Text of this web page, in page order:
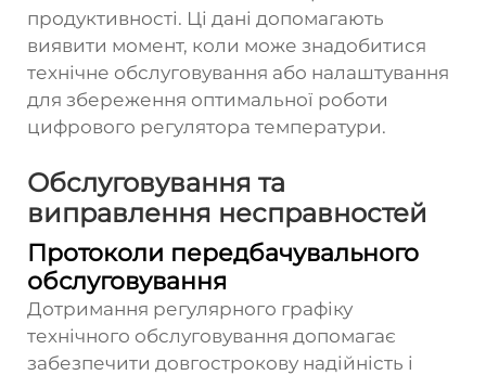
продуктивності. Ці дані допомагають
виявити момент, коли може знадобитися
технічне обслуговування або налаштування
для збереження оптимальної роботи
цифрового регулятора температури.
Обслуговування та
виправлення несправностей
Протоколи передбачувального
обслуговування
Дотримання регулярного графіку
технічного обслуговування допомагає
забезпечити довгострокову надійність і